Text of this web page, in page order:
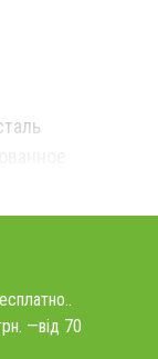
—від 70